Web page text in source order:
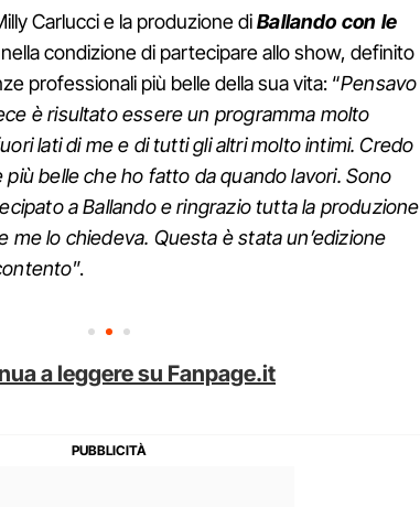
Carlucci e la produzione diBallando con le
condizione di partecipare allo show, definito
professionali più belle della sua vita: “Pensavo
è risultato essere un programma molto
lati di me e di tutti gli altri molto intimi. Credo
belle che ho fatto da quando lavori. Sono
a Ballando e ringrazio tutta la produzione
me lo chiedeva. Questa è stata un’edizione
”.
a leggere su Fanpage.it